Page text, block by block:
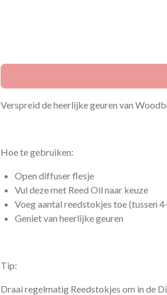
Verspreid de heerlijke geuren van
Hoe te gebruiken:
Open diffuser flesje
Vul deze met Reed Oil naar keuze
Voeg aantal reedstokjes toe (tussen
Geniet van heerlijke geuren
Tip:
Draai regelmatig Reedstokjes om in de